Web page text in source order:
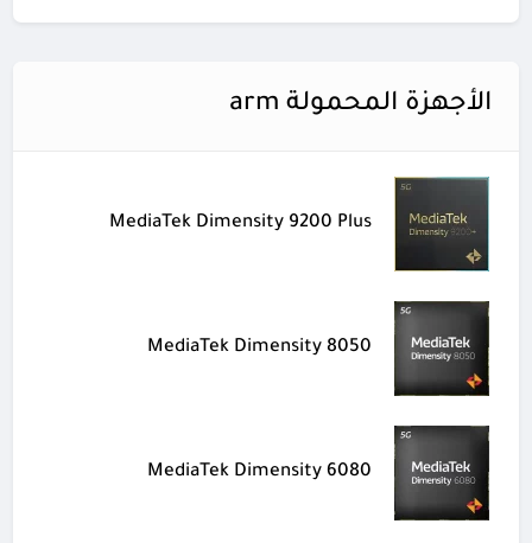
الأجهزة المحمولة arm
MediaTek Dimensity 9200 Plus
MediaTek Dimensity 8050
MediaTek Dimensity 6080